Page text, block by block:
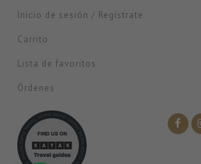
Inicio de sesión / Regístrate
Carrito
Lista de favoritos
Órdenes